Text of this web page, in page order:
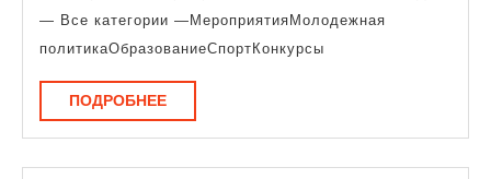
— Все категории —МероприятияМолодежная
политикаОбразованиеСпортКонкурсы
ПОДРОБНЕЕПОДРОБНЕЕ